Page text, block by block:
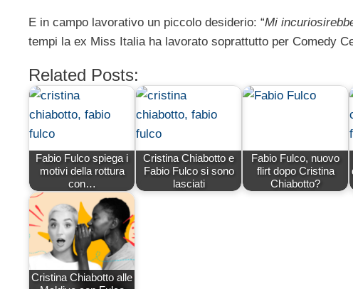
E in campo lavorativo un piccolo desiderio: “Mi
tempi la ex Miss Italia ha lavorato soprattutto per Comedy
Related Posts:
Fabio Fulco spiega i
motivi della rottura
con…
Cristina Chiabotto e
Fabio Fulco si sono
lasciati
Fabio Fulco, nuovo
flirt dopo Cristina
Chiabotto?
Cristina Chiabotto alle